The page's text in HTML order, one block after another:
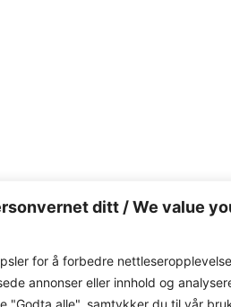
ditt / We value
for å forbedre
annonser eller innhold og
"Godta alle", samtykker du til vår